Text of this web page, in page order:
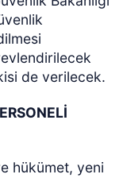
de verilecek.
hükümet, yeni